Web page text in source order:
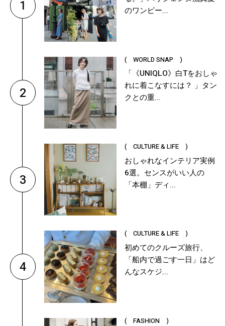
1
のワンピー...
2
( WORLD SNAP )
「《UNIQLO》白Tをおしゃ
れに着こなすには？ 」タン
クとの重...
3
( CULTURE & LIFE )
おしゃれなインテリア実例
6選。センスがいい人の
「本棚」ディ...
4
( CULTURE & LIFE )
初めてのクルーズ旅行、
「船内で過ごす一日」はど
んなスケジ...
( FASHION )